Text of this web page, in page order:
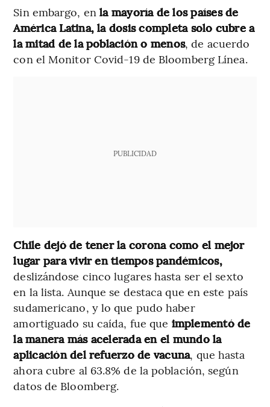
Sin embargo, enla mayoría de los países de
América Latina, la dosis completa solo cubre a
la mitad de la población o menos, de acuerdo
con el Monitor Covid-19 de Bloomberg Línea.
PUBLICIDAD
Chile dejó de tener la corona como el mejor
lugar para vivir en tiempos pandémicos,
deslizándose cinco lugares hasta ser el sexto
en la lista. Aunque se destaca que en este país
sudamericano, y lo que pudo haber
amortiguado su caída, fue que implementó de
la manera más acelerada en el mundo la
aplicación del refuerzo de vacuna, que hasta
ahora cubre al 63.8% de la población, según
datos de Bloomberg.